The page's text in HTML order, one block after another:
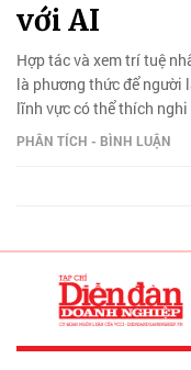
với AI
Hợp tác và xem trí tuệ
là phương thức để người
lĩnh vực có thể thích
PHÂN TÍCH - BÌNH LUẬN